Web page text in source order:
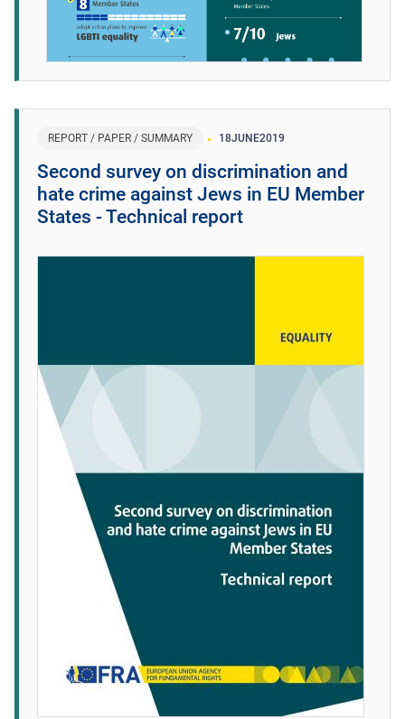
REPORT / PAPER / SUMMARY 18JUNE2019
Second survey on discrimination and
hate crime against Jews in EU Member
States - Technical report